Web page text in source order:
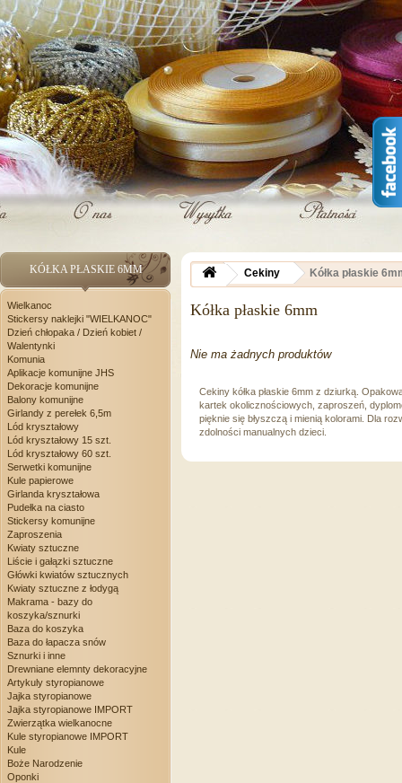
KÓŁKA PŁASKIE 6MM
Wielkanoc
Stickersy naklejki "WIELKANOC"
Dzień chłopaka / Dzień kobiet /
Walentynki
Komunia
Aplikacje komunijne JHS
Dekoracje komunijne
Balony komunijne
Girlandy z perełek 6,5m
Lód kryształowy
Lód kryształowy 15 szt.
Lód kryształowy 60 szt.
Serwetki komunijne
Kule papierowe
Girlanda kryształowa
Pudełka na ciasto
Stickersy komunijne
Zaproszenia
Kwiaty sztuczne
Liście i gałązki sztuczne
Główki kwiatów sztucznych
Kwiaty sztuczne z łodygą
Makrama - bazy do
koszyka/sznurki
Baza do koszyka
Baza do łapacza snów
Sznurki i inne
Drewniane elemnty dekoracyjne
Artykuly styropianowe
Jajka styropianowe
Jajka styropianowe IMPORT
Zwierzątka wielkanocne
Kule styropianowe IMPORT
Kule
Boże Narodzenie
Oponki
Cekiny Kółka płaskie
Kółka płaskie 6mm
Nie ma żadnych produktów
Cekiny kółka płaskie 6mm z dziurką.
kartek okolicznościowych, zaproszeń,
pięknie się błyszczą i mienią kolorami. Dla
zdolności manualnych dzieci.